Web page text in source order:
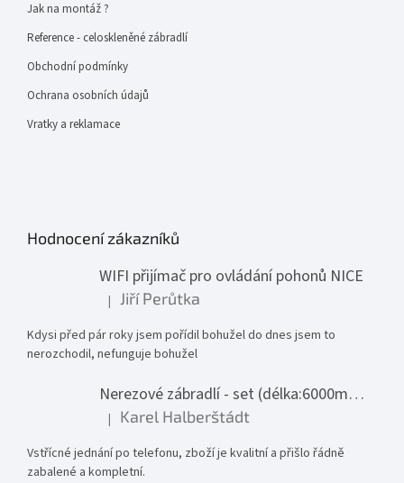
Jak na montáž ?
Reference - celoskleněné zábradlí
Obchodní podmínky
Ochrana osobních údajů
Vratky a reklamace
Hodnocení zákazníků
WIFI přijímač pro ovládání pohonů NICE
Hodnocení produktu je 1 z 5 hvězdiček.
| Jiří Perůtka
Kdysi před pár roky jsem pořídil bohužel do dnes jsem to
nerozchodil, nefunguje bohužel
Nerezové zábradlí - set (délka:6000mm x výška:1000mm)
Hodnocení produktu je 5 z 5 hvězdiček.
| Karel Halberštádt
Vstřícné jednání po telefonu, zboží je kvalitní a přišlo řádně
zabalené a kompletní.